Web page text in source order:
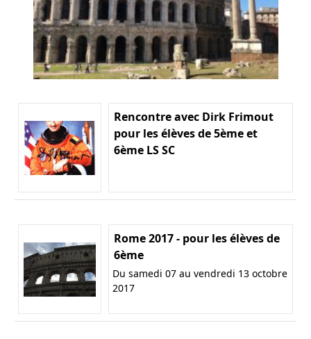
Rencontre avec Dirk Frimout
pour les élèves de 5ème et
6ème LS SC
Rome 2017 - pour les élèves de
6ème
Du samedi 07 au vendredi 13 octobre
2017